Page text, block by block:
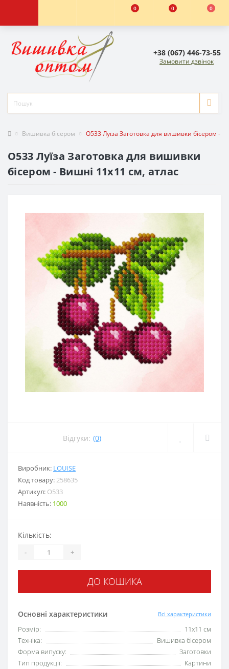
0 0 0
+38 (067) 446-73-55
Замовити дзвінок
Вишивка бісером O533 Луїза Заготовка для вишивки бісером -
O533 Луїза Заготовка для вишивки
бісером - Вишні 11x11 см, атлас
Відгуки: (0)
Виробник: LOUISE
Код товару:258635
Артикул: O533
Наявність: 1000
Основні характеристики Всі характеристики
Розмір:
11x11 см
Техніка:
Вишивка бісером
Форма випуску:
Заготовки
Тип продукції:
Картини
Кількість:
- +
ДО КОШИКА